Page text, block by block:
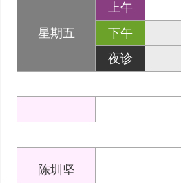
星期五
上午
下午
夜诊
陈圳坚